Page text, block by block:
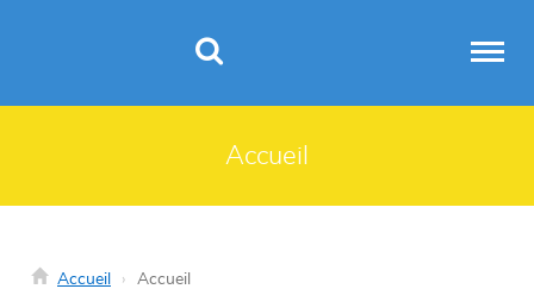
Accueil
Accueil Accueil